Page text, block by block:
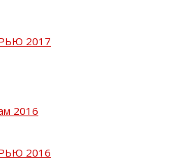
2017
2016
2016